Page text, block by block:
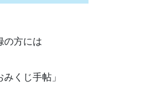
の方には
みくじ手帖」